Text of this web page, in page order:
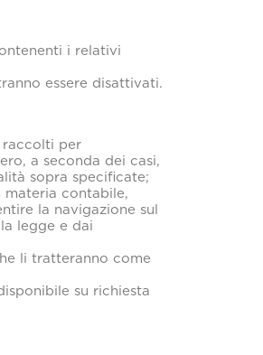
i relativi
essere disattivati.
raccolti per
a seconda dei casi,
sopra specificate;
materia contabile,
la navigazione sul
legge e dai
li tratteranno come
su richiesta